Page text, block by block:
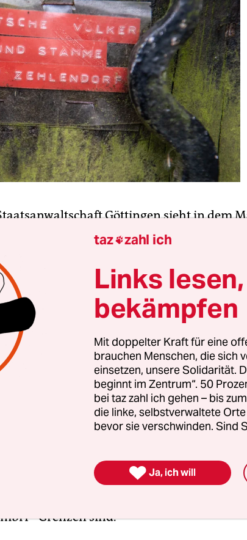
Göttingen sieht in dem
unironisch „SHAEF-Commander Major“
Spinner. Thorsten J. aus Bad
Kanälen, in denen ihm bis zu
Todesdrohungen aus. Die
Kanäle dicht – und klagte den 54-Jährigen
Straftaten aufgerufen und eine
Daten betrieben.
Szene tummeln sichReichs­bür­ge­r:in­nen
Fantasiebezeichnung. Das Kürzel
der Alliierten für das 1943 entstandene
Oberste Hauptquartier der Alliierten
allerdings schnell wieder auflösten. Das
allerdings, das SHAEF bestehe weiter
Grenzen sind.
taz zahl ich
Links
bekämpfen
Mit doppelter Kraft für eine
brauchen Menschen, die sich
einsetzen, unsere Solidarität.
beginnt im Zentrum“. 50
bei taz zahl ich gehen – bis
die linke, selbstverwaltete
bevor sie verschwinden. Sind
 Ja, ich will